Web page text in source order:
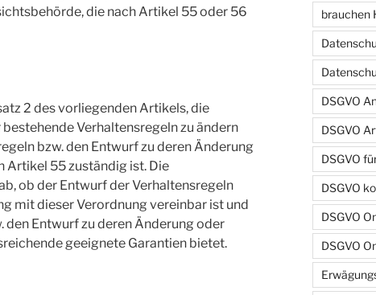
die nach Artikel 55 oder 56
2 des vorliegenden Artikels, die
Verhaltensregeln zu ändern
bzw. den Entwurf zu deren Änderung
Artikel 55 zuständig ist. Die
ob der Entwurf der Verhaltensregeln
mit dieser Verordnung vereinbar ist und
Entwurf zu deren Änderung oder
geeignete Garantien bietet.
brauchen
DSGVO
DSGVO
DSGVO
DSGVO
DSGVO
DSGVO